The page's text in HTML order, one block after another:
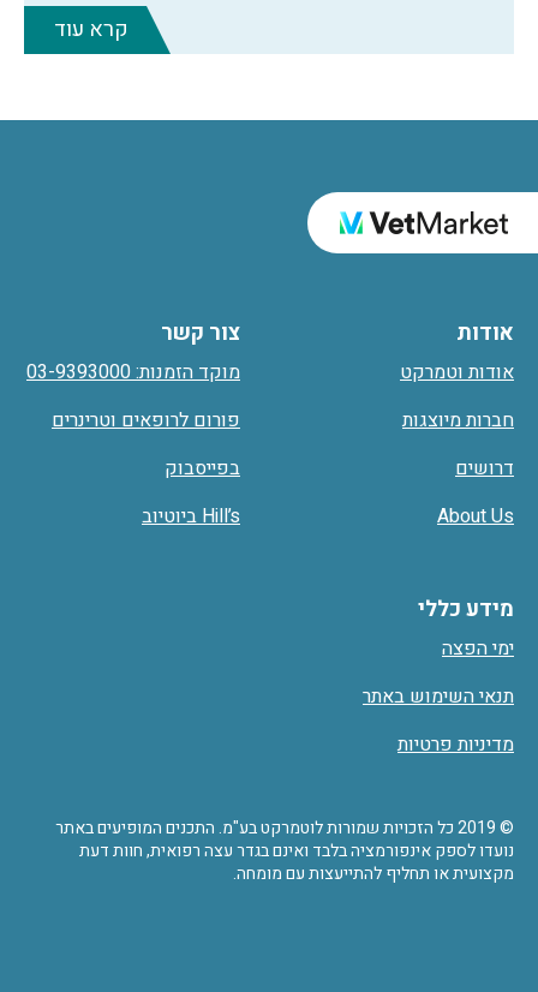
קרא עוד
אודות
אודות וטמרקט
חברות מיוצגות
דרושים
About Us
מידע כללי
ימי הפצה
תנאי השימוש באתר
מדיניות פרטיות
צור קשר
מוקד הזמנות: 03-9393000
פורום לרופאים וטרינרים
בפייסבוק
Hill’s ביוטיוב
© 2019 כל הזכויות שמורות לוטמרקט בע"מ. התכנים המופיעים באתר
נועדו לספק אינפורמציה בלבד ואינם בגדר עצה רפואית, חוות דעת
מקצועית או תחליף להתייעצות עם מומחה.